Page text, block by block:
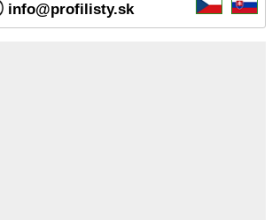
info@profilisty.sk